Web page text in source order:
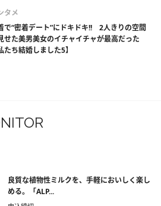
タメ
で“密着デート”にドキドキ!! 2人きりの空間
せた美男美女のイチャイチャが最高だった
たち結婚しました5】
良質な植物性ミルクを、手軽においしく楽し
める。「ALP...